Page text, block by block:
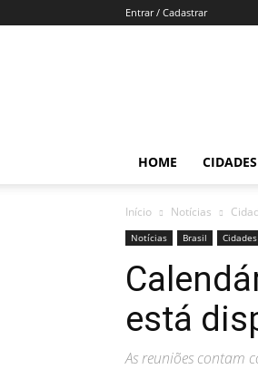
Entrar / Cadastrar
HOME CIDADES
Início Notícias
Notícias Brasil Cidades
está
As reuniões contam